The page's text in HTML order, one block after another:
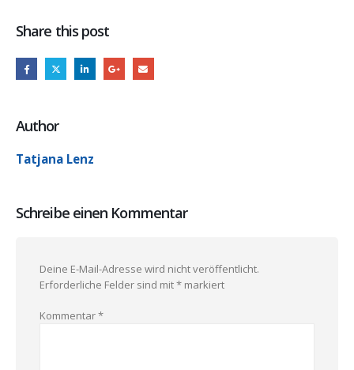
Share this post
Author
Tatjana Lenz
Schreibe einen Kommentar
Deine E-Mail-Adresse wird nicht veröffentlicht.
Erforderliche Felder sind mit* markiert
Kommentar*